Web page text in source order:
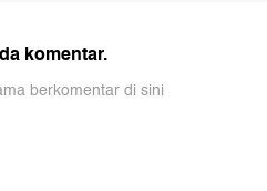
komentar.
berkomentar di sini